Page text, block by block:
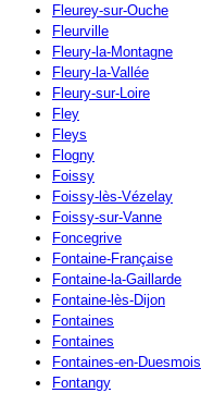
Fleurey-sur-Ouche
Fleurville
Fleury-la-Montagne
Fleury-la-Vallée
Fleury-sur-Loire
Fley
Fleys
Flogny
Foissy
Foissy-lès-Vézelay
Foissy-sur-Vanne
Foncegrive
Fontaine-Française
Fontaine-la-Gaillarde
Fontaine-lès-Dijon
Fontaines
Fontaines
Fontaines-en-Duesmois
Fontangy